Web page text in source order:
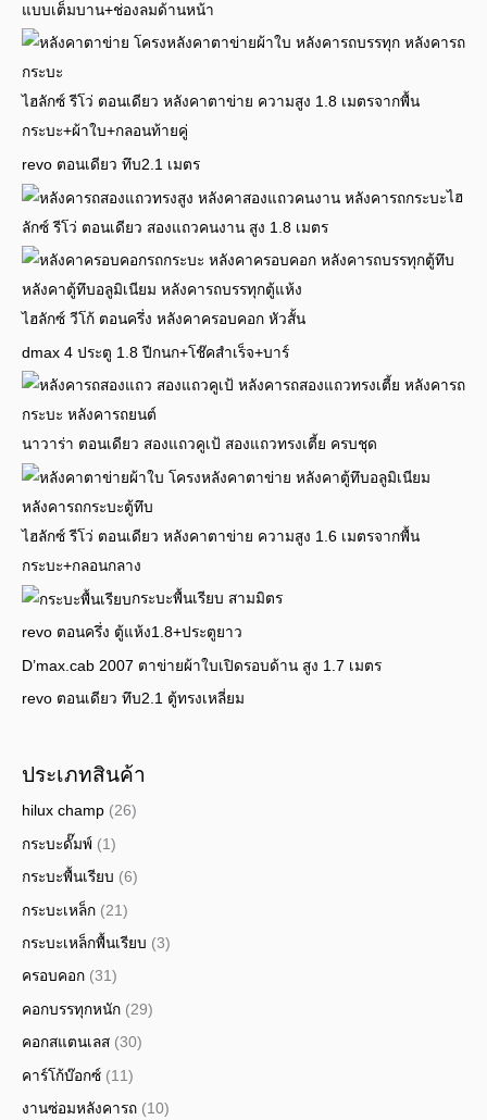
แบบเต็มบาน+ช่องลมด้านหน้า
ไฮลักซ์ รีโว่ ตอนเดียว หลังคาตาข่าย ความสูง 1.8 เมตรจากพื้น
กระบะ+ผ้าใบ+กลอนท้ายคู่
revo ตอนเดียว ทึบ2.1 เมตร
ไฮ
ลักซ์ รีโว่ ตอนเดียว สองแถวคนงาน สูง 1.8 เมตร
ไฮลักซ์ วีโก้ ตอนครึ่ง หลังคาครอบคอก หัวสั้น
dmax 4 ประตู 1.8 ปีกนก+โช๊คสำเร็จ+บาร์
นาวาร่า ตอนเดียว สองแถวคูเป้ สองแถวทรงเตี้ย ครบชุด
ไฮลักซ์ รีโว่ ตอนเดียว หลังคาตาข่าย ความสูง 1.6 เมตรจากพื้น
กระบะ+กลอนกลาง
กระบะพื้นเรียบ สามมิตร
revo ตอนครึ่ง ตู้แห้ง1.8+ประตูยาว
D’max.cab 2007 ตาข่ายผ้าใบเปิดรอบด้าน สูง 1.7 เมตร
revo ตอนเดียว ทึบ2.1 ตู้ทรงเหลี่ยม
ประเภทสินค้า
hilux champ (26)
กระบะดั๊มพ์ (1)
กระบะพื้นเรียบ (6)
กระบะเหล็ก (21)
กระบะเหล็กพื้นเรียบ (3)
ครอบคอก (31)
คอกบรรทุกหนัก (29)
คอกสแตนเลส (30)
คาร์โก้บ๊อกซ์ (11)
งานซ่อมหลังคารถ (10)